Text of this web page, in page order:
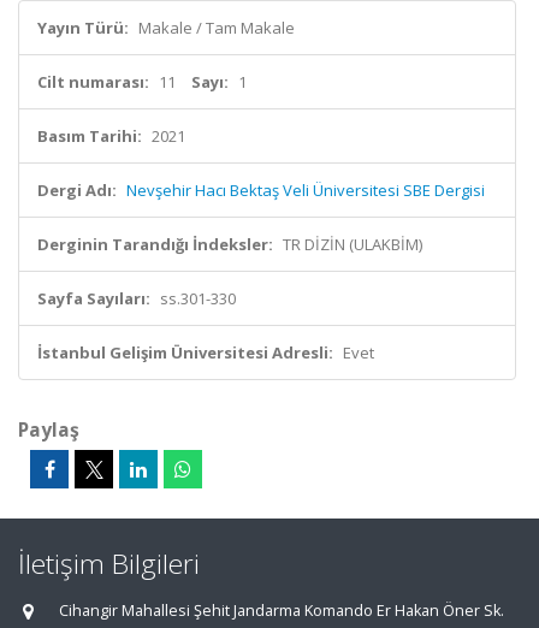
Yayın Türü: Makale / Tam Makale
Cilt numarası: 11 Sayı: 1
Basım Tarihi: 2021
Dergi Adı: Nevşehir Hacı Bektaş Veli Üniversitesi SBE Dergisi
Derginin Tarandığı İndeksler: TR DİZİN (ULAKBİM)
Sayfa Sayıları: ss.301-330
İstanbul Gelişim Üniversitesi Adresli: Evet
Paylaş
İletişim Bilgileri
Cihangir Mahallesi Şehit Jandarma Komando Er Hakan Öner Sk.